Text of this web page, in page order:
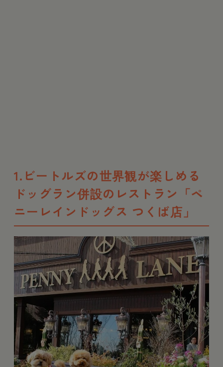
1.ビートルズの世界観が楽しめる
ドッグラン併設のレストラン「ペ
ニーレインドッグス つくば店」